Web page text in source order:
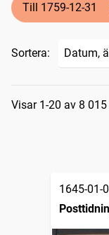
Till 1759-12-31
Sortera:
Visar 1-20 av 8
1645-01-